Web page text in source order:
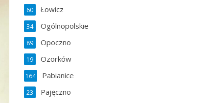
Łowicz
60
Ogólnopolskie
34
Opoczno
89
Ozorków
19
Pabianice
164
Pajęczno
23